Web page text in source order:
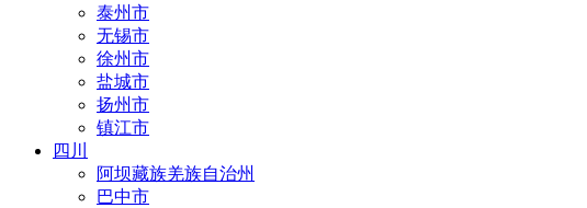
泰州市
无锡市
徐州市
盐城市
扬州市
镇江市
四川
阿坝藏族羌族自治州
巴中市